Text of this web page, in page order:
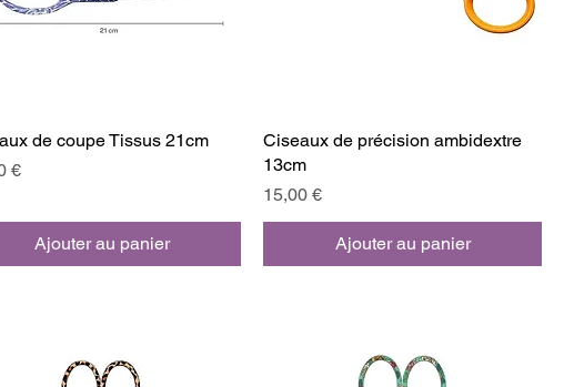
de coupe Tissus 21cm
€
Ajouter au panier
Ciseaux de précision ambidextre
13cm
Prix
15,00 €
Ajouter au panier